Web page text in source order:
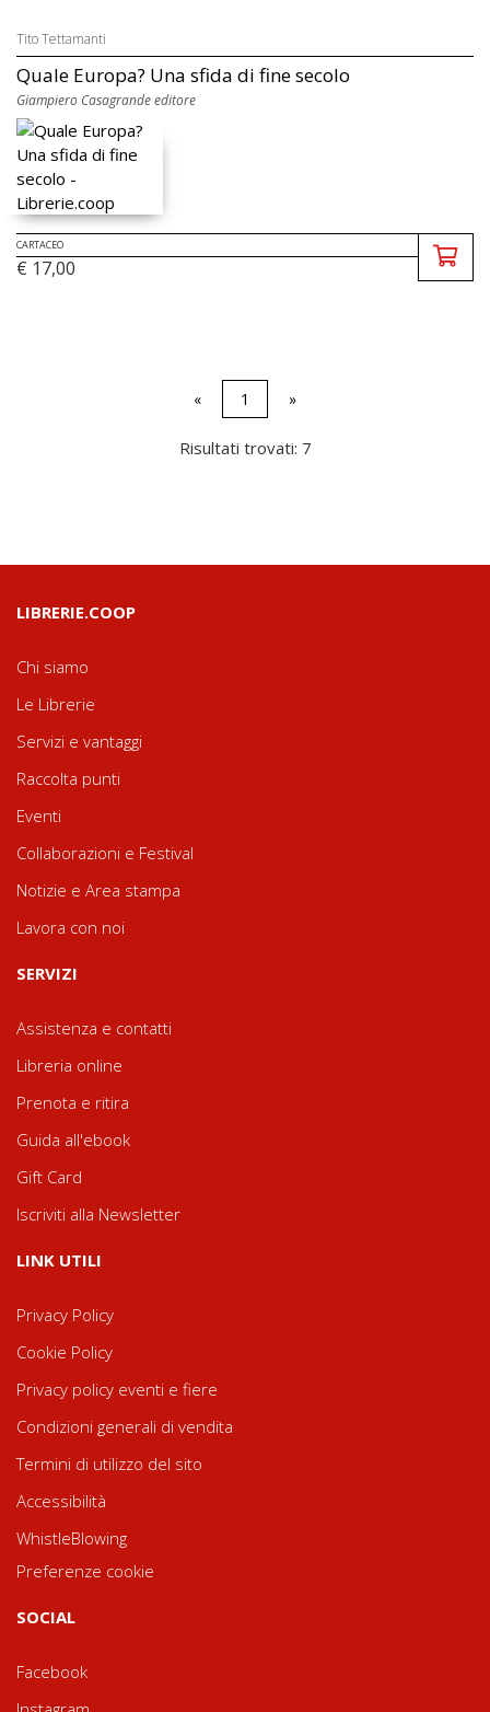
Tito Tettamanti
Quale Europa? Una sfida di fine secolo
Giampiero Casagrande editore
CARTACEO
€ 17,00
« 1 »
Risultati trovati: 7
LIBRERIE.COOP
Chi siamo
Le Librerie
Servizi e vantaggi
Raccolta punti
Eventi
Collaborazioni e Festival
Notizie e Area stampa
Lavora con noi
SERVIZI
Assistenza e contatti
Libreria online
Prenota e ritira
Guida all'ebook
Gift Card
Iscriviti alla Newsletter
LINK UTILI
Privacy Policy
Cookie Policy
Privacy policy eventi e fiere
Condizioni generali di vendita
Termini di utilizzo del sito
Accessibilità
WhistleBlowing
Preferenze cookie
SOCIAL
Facebook